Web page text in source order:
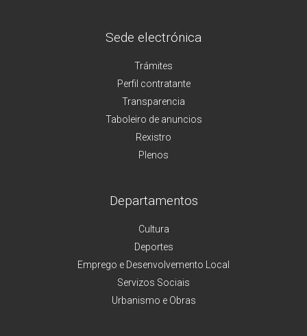
Sede electrónica
Trámites
Perfil contratante
Transparencia
Taboleiro de anuncios
Rexistro
Plenos
Departamentos
Cultura
Deportes
Emprego e Desenvolvemento Local
Servizos Sociais
Urbanismo e Obras